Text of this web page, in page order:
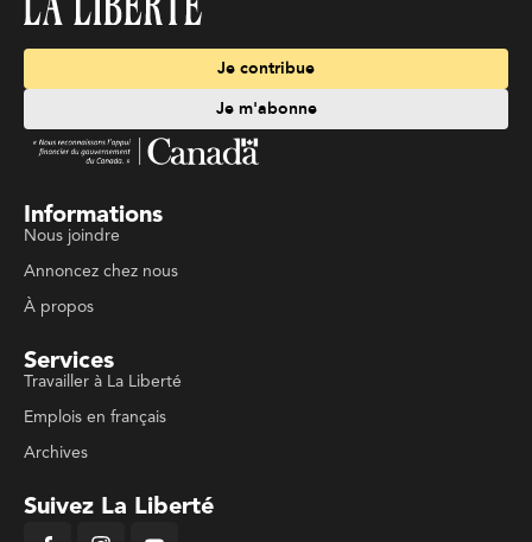
Je contribue
Je m'abonne
Informations
Nous joindre
Annoncez chez nous
À propos
Services
Travailler à La Liberté
Emplois en français
Archives
Suivez La Liberté